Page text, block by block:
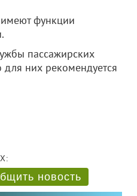
функции
пассажирских
них рекомендуется
новость